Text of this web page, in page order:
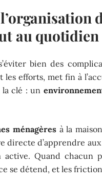
au quotidien
bien des
efforts, met fin à
clé : un
ménagères à la
directe d’apprendre
active. Quand chacun
se détend, et les